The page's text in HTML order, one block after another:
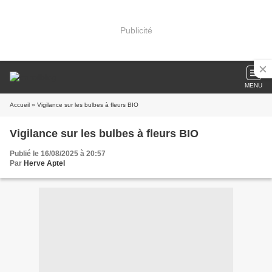
Publicité
MENU
Accueil » Vigilance sur les bulbes à fleurs BIO
Vigilance sur les bulbes à fleurs BIO
Publié le 16/08/2025 à 20:57
Par Herve Aptel